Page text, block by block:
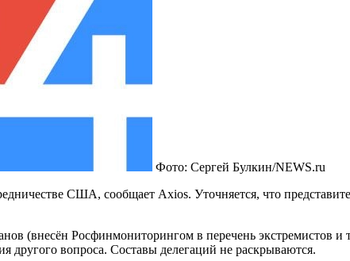
Фото: Сергей Булкин/NEWS.ru
США, сообщает Axios. Уточняется, что
(внесён Росфинмониторингом в перечень экстремистов
другого вопроса. Составы делегаций не раскрываются.